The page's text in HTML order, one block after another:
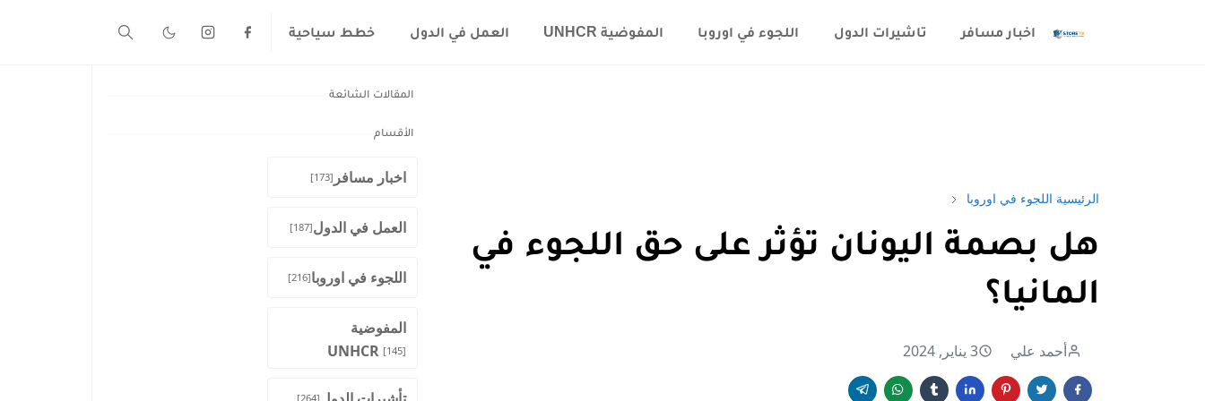
اخبار مسافر تاشيرات الدول اللجوء في اوروبا المفوضية UNHCR العمل في الدول خطط سياحية
الرئيسية اللجوء في اوروبا
هل بصمة اليونان تؤثر على حق اللجوء في
المانيا؟
أحمد علي 3 يناير, 2024
المقالات الشائعة
الأقسام
اخبار مسافر [173]
العمل في الدول[187]
اللجوء في اوروبا[216]
المفوضية
UNHCR [145]
[264]